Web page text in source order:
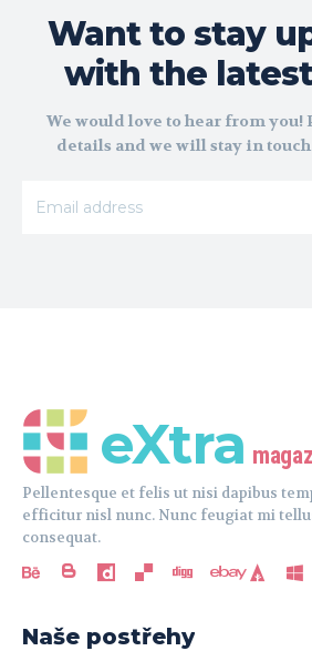
Want to stay
with the
We would love to hear from
details and we will stay in
eXtra
Pellentesque et felis ut nisi dapibus
efficitur nisl nunc. Nunc feugiat mi
consequat.
Naše postřehy